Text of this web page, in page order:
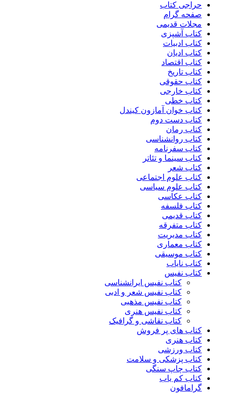
حراجی کتاب
صفحه گرام
مجلات قدیمی
کتاب آشپزی
کتاب ادبیات
کتاب ادیان
کتاب اقتصاد
کتاب تاریخ
کتاب حقوقی
کتاب خارجی
کتاب خطی
کتاب خوان آمازون کیندل
کتاب دست دوم
کتاب رمان
کتاب روانشناسی
کتاب سفرنامه
کتاب سینما و تئاتر
کتاب شعر
کتاب علوم اجتماعی
کتاب علوم سیاسی
کتاب عکاسی
کتاب فلسفه
کتاب قدیمی
کتاب متفرقه
کتاب مدیریت
کتاب معماری
کتاب موسیقی
کتاب نایاب
کتاب نفیس
کتاب نفیس ایرانشناسی
کتاب نفیس شعر و ادبی
کتاب نفیس مذهبی
کتاب نفیس هنری
کتاب نقاشی و گرافیک
کتاب های پر فروش
کتاب هنری
کتاب ورزشی
کتاب پزشکی و سلامت
کتاب چاپ سنگی
کتاب کم یاب
گرامافون